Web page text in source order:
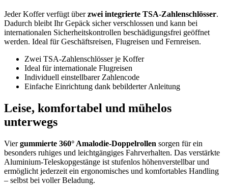
Jeder Koffer verfügt überzwei integrierte TSA-Zahlenschlösser.
Dadurch bleibt Ihr Gepäck sicher verschlossen und kann bei
internationalen Sicherheitskontrollen beschädigungsfrei geöffnet
werden. Ideal für Geschäftsreisen, Flugreisen und Fernreisen.
Zwei TSA-Zahlenschlösser je Koffer
Ideal für internationale Flugreisen
Individuell einstellbarer Zahlencode
Einfache Einrichtung dank bebilderter Anleitung
Leise, komfortabel und mühelos
unterwegs
Viergummierte 360° Amalodie-Doppelrollen sorgen für ein
besonders ruhiges und leichtgängiges Fahrverhalten. Das verstärkte
Aluminium-Teleskopgestänge ist stufenlos höhenverstellbar und
ermöglicht jederzeit ein ergonomisches und komfortables Handling
– selbst bei voller Beladung.